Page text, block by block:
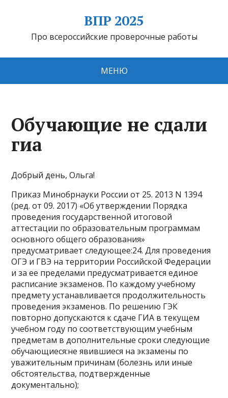
ВПР 2025
Про всероссийские проверочные работы
МЕНЮ
Обучающие не сдали
гиа
Добрый день, Ольга!
Приказ Минобрнауки России от 25. 2013 N 1394
(ред. от 09. 2017) «Об утверждении Порядка
проведения государственной итоговой
аттестации по образовательным программам
основного общего образования»
предусматривает следующее:24. Для проведения
ОГЭ и ГВЭ на территории Российской Федерации
и за ее пределами предусматривается единое
расписание экзаменов. По каждому учебному
предмету устанавливается продолжительность
проведения экзаменов. По решению ГЭК
повторно допускаются к сдаче ГИА в текущем
учебном году по соответствующим учебным
предметам в дополнительные сроки следующие
обучающиеся:не явившиеся на экзамены по
уважительным причинам (болезнь или иные
обстоятельства, подтвержденные
документально);